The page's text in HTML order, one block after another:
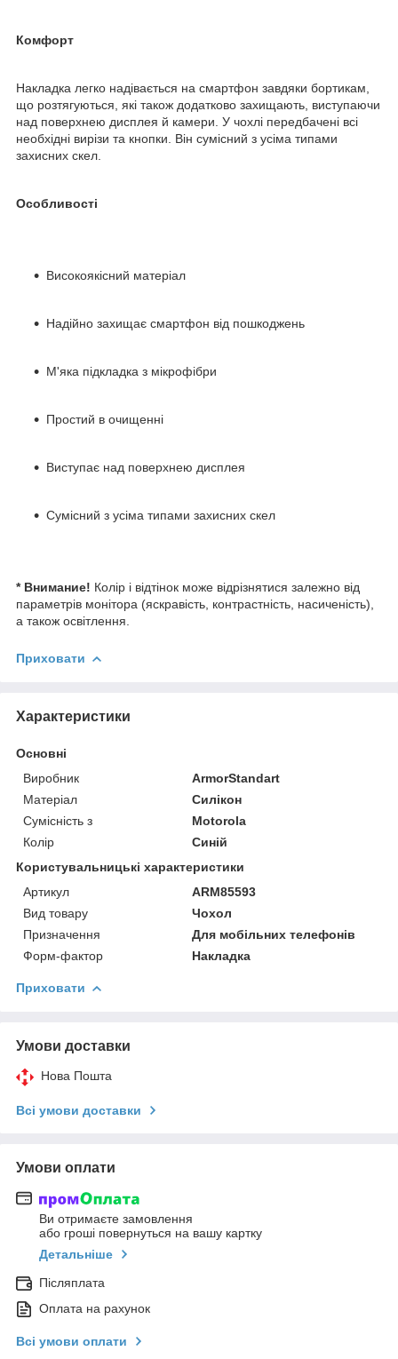
Комфорт
Накладка легко надівається на смартфон завдяки бортикам,
що розтягуються, які також додатково захищають, виступаючи
над поверхнею дисплея й камери. У чохлі передбачені всі
необхідні вирізи та кнопки. Він сумісний з усіма типами
захисних скел.
Особливості
Високоякісний матеріал
Надійно захищає смартфон від пошкоджень
М'яка підкладка з мікрофібри
Простий в очищенні
Виступає над поверхнею дисплея
Сумісний з усіма типами захисних скел
* Внимание! Колір і відтінок може відрізнятися залежно від
параметрів монітора (яскравість, контрастність, насиченість),
а також освітлення.
Приховати
Характеристики
Основні
Виробник
ArmorStandart
Матеріал
Силікон
Сумісність з
Motorola
Колір
Синій
Користувальницькі характеристики
Артикул
ARM85593
Вид товару
Чохол
Призначення
Для мобільних телефонів
Форм-фактор
Накладка
Приховати
Умови доставки
Нова Пошта
Всі умови доставки
Умови оплати
Ви отримаєте замовлення
або гроші повернуться на вашу картку
Детальніше
Післяплата
Оплата на рахунок
Всі умови оплати